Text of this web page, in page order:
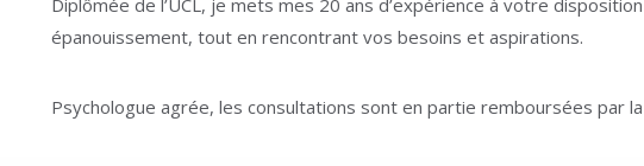
Diplômée de l’UCL, je mets mes 20 ans d’expérience à votre
épanouissement, tout en rencontrant vos besoins et aspirations.
Psychologue agrée, les consultations sont en partie remboursées par